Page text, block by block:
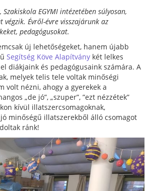
EGYMI intézetében súlyosan,
Évről-évre visszajárunk az
pedagógusokat.
új lehetőségeket, hanem újabb
Segítség Köve Alapítvány két lelkes
diákjaink és pedagógusaink számára. A
melyek telis tele voltak minőségi
volt nézni, ahogy a gyerekek a
„de jó”, „szuper”, ”ezt nézzétek”
kívül illatszercsomagoknak,
minőségű illatszerekből álló csomagot
ránk!